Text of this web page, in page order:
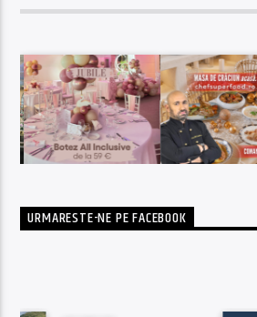
URMARESTE-NE PE FACEBOOK